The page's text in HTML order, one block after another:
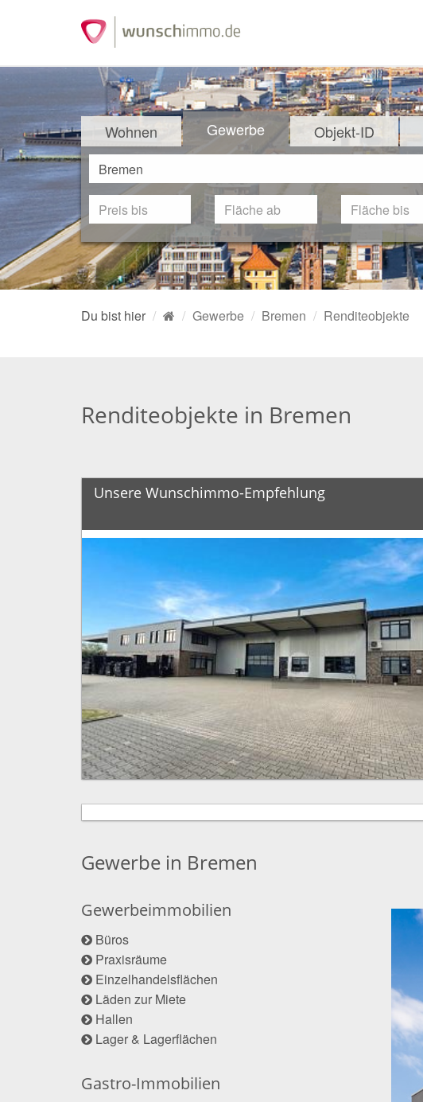
Wohnen Gewerbe Objekt-ID
Du bist hier Gewerbe Bremen Renditeobjekte
Renditeobjekte in Bremen
Unsere Wunschimmo-Empfehlung
Gewerbe in Bremen
Gewerbeimmobilien
Büros
Praxisräume
Einzelhandelsflächen
Läden zur Miete
Hallen
Lager & Lagerflächen
Gastro-Immobilien